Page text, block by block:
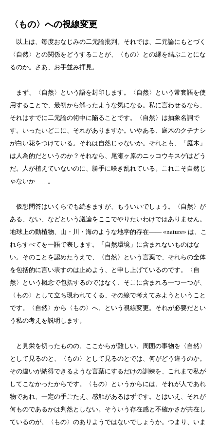
〈もの〉への視線変更
以上は、毎度おなじみの二元論批判。それでは、二元論にもとづく
〈自然〉との関係をどうすることが、〈もの〉との縁を結ぶことにな
るのか。さあ、お手並み拝見。
まず、〈自然〉という語を封印します。〈自然〉という常套語を使
用することで、最初から解ったような気になる。私に言わせるなら、
それはすでに二元論の術中に陥ることです。〈自然〉は抽象名詞で
す。いったいどこに、それがありますか。いやある、庭木のクチナシ
が白い花をつけている。それは自然じゃないか。それとも、「庭木」
は人為的だというのか？それなら、尾瀬ヶ原のニッコウキスゲはどう
だ。人が植えていないのに、勝手に咲き乱れている。これこそ自然じ
ゃないか……。
仮想問答はいくらでも続きますが、もういいでしょう。〈自然〉が
ある、ない、などという議論をここでやりたいわけではありません。
地球上の動植物、山・川・海のような地学的存在―― «nature» は、こ
れらすべてを一語で表します。「自然環境」に含まれないものはな
い。そのことを認めたうえで、〈自然〉という言葉で、それらの全体
を包括的に言い表すのは止めよう、と申し上げているのです。〈自
然〉という概念で包括するのではなく、そこに含まれる一つ一つが、
〈もの〉として立ち現われてくる、その線で考えてみようということ
です。〈自然〉から〈もの〉へ、という視線変更。それが必要だとい
う私の考えを説明します。
と見栄を切ったものの、ここからが難しい。周囲の事物を〈自然〉
として見るのと、〈もの〉として見るのとでは、何がどう違うのか。
その違いが納得できるような言葉にするだけの訓練を、これまで私が
してこなかったからです。〈もの〉というからには、それが人であれ
物であれ、一定の手ごたえ、感触があるはずです。とはいえ、それが
何ものであるかは判然としない。そういう存在感と不確かさが共在し
ているのが、〈もの〉のありようではないでしょうか。つまり、いま